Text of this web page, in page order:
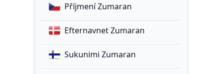
Příjmení Zumaran
Efternavnet Zumaran
Sukunimi Zumaran